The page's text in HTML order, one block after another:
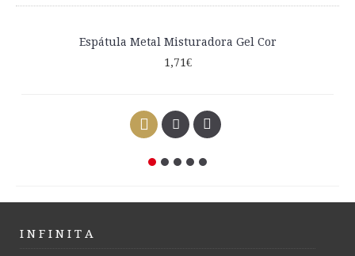
Espátula Metal Misturadora Gel Cor
1,71€
I N F I N I T A